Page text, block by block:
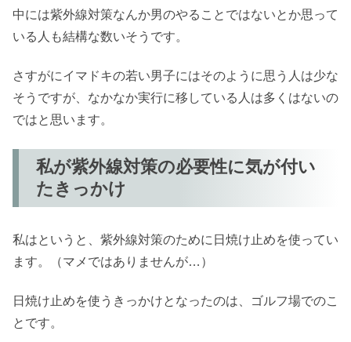
中には紫外線対策なんか男のやることではないとか思って
いる人も結構な数いそうです。
さすがにイマドキの若い男子にはそのように思う人は少な
そうですが、なかなか実行に移している人は多くはないの
ではと思います。
私が紫外線対策の必要性に気が付い
たきっかけ
私はというと、紫外線対策のために日焼け止めを使ってい
ます。（マメではありませんが…）
日焼け止めを使うきっかけとなったのは、ゴルフ場でのこ
とです。